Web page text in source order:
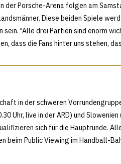
Porsche-Arena folgen am
Diese beiden Spiele
"Alle drei Partien sind enorm
dass die Fans hinter uns stehen,
in der schweren
Uhr, live in der ARD) und
sich für die Hauptrunde.
beim Public Viewing im Handball-